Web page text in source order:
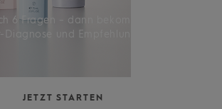
6 Fragen – dann bekommst du deine
Diagnose und Empfehlungen von
JETZT STARTEN